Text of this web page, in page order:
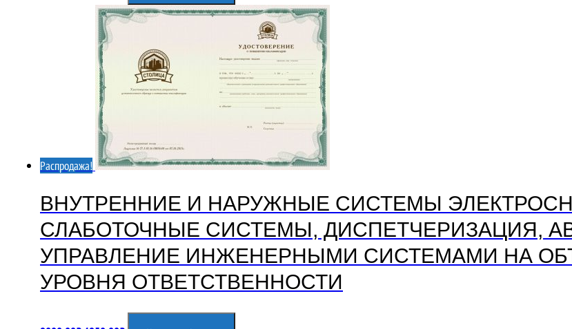
составляла
9000,00₽.
4950,00₽.
Распродажа!
ВНУТРЕННИЕ И НАРУЖНЫЕ СИСТЕМЫ
СЛАБОТОЧНЫЕ СИСТЕМЫ, ДИСПЕТЧЕРИЗАЦИЯ,
УПРАВЛЕНИЕ ИНЖЕНЕРНЫМИ СИСТЕМАМИ НА
УРОВНЯ ОТВЕТСТВЕННОСТИ